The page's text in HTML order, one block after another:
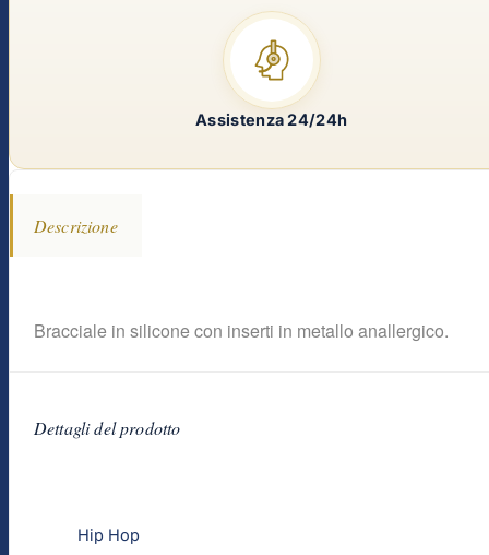
Descrizione
Bracciale in silicone con inserti in metallo anallergico.
Dettagli del prodotto
Hip Hop
Assistenza 24/24h